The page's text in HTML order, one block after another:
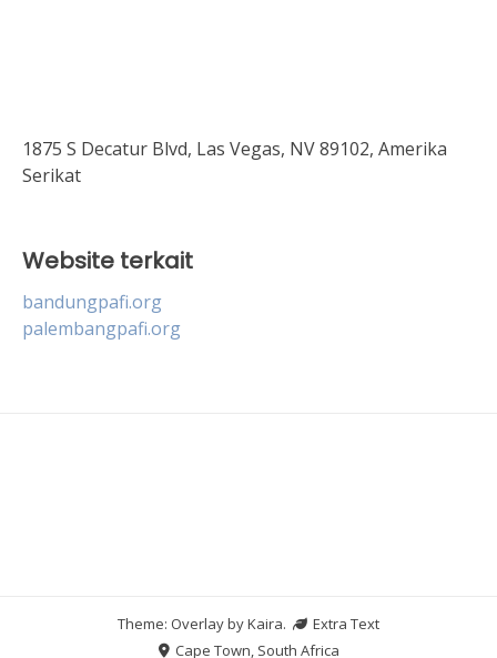
1875 S Decatur Blvd, Las Vegas, NV 89102, Amerika
Serikat
Website terkait
bandungpafi.org
palembangpafi.org
Theme: Overlay byKaira.
Extra Text
Cape Town, South Africa